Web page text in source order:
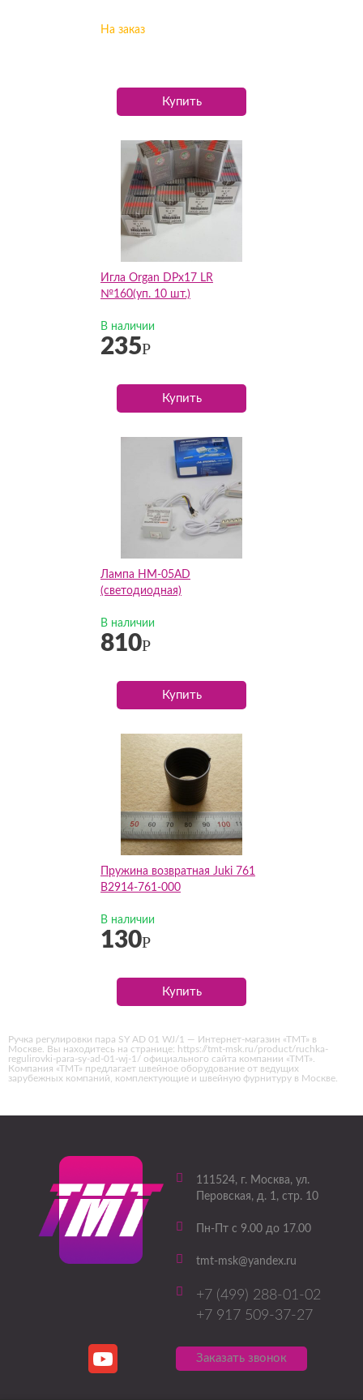
На заказ
Купить
Игла Organ DPх17 LR
№160(уп. 10 шт.)
В наличии
235Р
Купить
Лампа HM-05AD
(светодиодная)
В наличии
810Р
Купить
Пружина возвратная Juki 761
B2914-761-000
В наличии
130Р
Купить
Ручка регулировки пара SY AD 01 WJ/1 — Интернет-магазин «ТМТ» в
Москве. Вы находитесь на странице: https://tmt-msk.ru/product/ruchka-
regulirovki-para-sy-ad-01-wj-1/ официального сайта компании «ТМТ».
Компания «ТМТ» предлагает швейное оборудование от ведущих
зарубежных компаний, комплектующие и швейную фурнитуру в Москве.
111524, г. Москва, ул.
Перовская, д. 1, стр. 10
Пн-Пт с 9.00 до 17.00
tmt-msk@yandex.ru
+7 (499) 288-01-02
+7 917 509-37-27
Заказать звонок